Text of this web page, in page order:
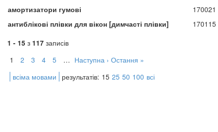
амортизатори гумові
170021
антиблікові плівки для вікон [димчасті плівки]
170115
1 - 15 з 117 записів
1
2 3 4 5 … Наступна › Остання »
всіма мовами
результатів: 15 25 50 100 всі